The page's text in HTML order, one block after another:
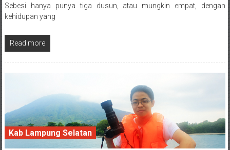
Sebesi hanya punya tiga dusun, atau mungkin empat, dengan
kehidupan yang
Read more
Kab Lampung Selatan